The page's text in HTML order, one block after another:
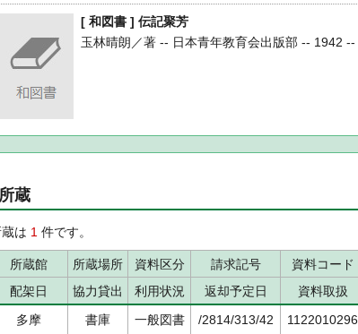
[ 和図書 ] 伝記聚芳
玉林晴朗／著 -- 日本青年教育会出版部 -- 1942 --
所蔵
は 1 件です。
所蔵館 所蔵場所 資料区分 請求記号 資料コード
配架日
協力貸出 利用状況 返却予定日 資料取扱
多摩
書庫 一般図書 /2814/313/42 1122010296